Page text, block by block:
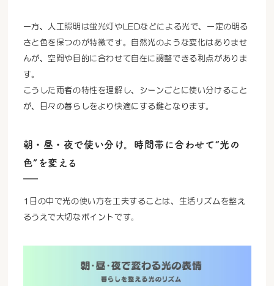
一方、人工照明は蛍光灯やLEDなどによる光で、一定の明る
さと色を保つのが特徴です。自然光のような変化はありませ
んが、空間や目的に合わせて自在に調整できる利点がありま
す。
こうした両者の特性を理解し、シーンごとに使い分けること
が、日々の暮らしをより快適にする鍵となります。
朝・昼・夜で使い分け。時間帯に合わせて“光の
色”を変える
1日の中で光の使い方を工夫することは、生活リズムを整え
るうえで大切なポイントです。